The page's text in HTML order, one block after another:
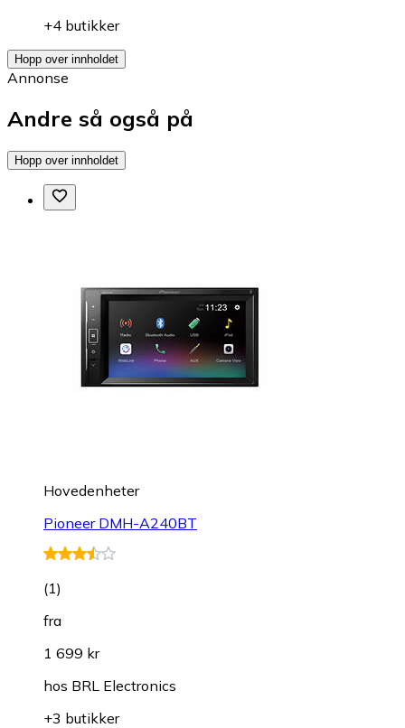
+4 butikker
Hopp over innholdet
Annonse
Andre så også på
Hopp over innholdet
Hovedenheter
Pioneer DMH-A240BT
(1)
fra
1 699 kr
hos BRL Electronics
+3 butikker